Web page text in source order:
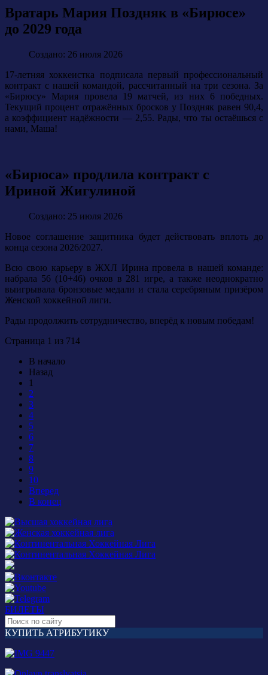
Вратарь Мария Поздняк в «Бирюсе»
до 2029 года
Создано: 26 июля 2026
17-летняя хоккеистка подписала первый профессиональный
контракт с нашей командой, рассчитанный на три сезона. За
«Бирюсу» Мария провела 19 матчей, из них 6 победных.
Текущий процент отражённых бросков у Поздняк равен 90,4,
а коэффициент надёжности — 2,55. Рады, что ты остаёшься с
нами, Маша!
«Бирюса» продлила контракт с
Ириной Жигулиной
Создано: 25 июля 2026
Новое соглашение защитника будет действовать вплоть до
конца сезона 2026/2027.
Всю свою карьеру в ЖХЛ Ирина провела в нашей команде:
набрала 56 (10+46) очков в 281 игре, а также неоднократно
выигрывала бронзовые медали и стала серебряным призёром
Женской хоккейной лиги.
Рады продолжить сотрудничество, вперёд к новым победам!
Страница 1 из 714
В начало
Назад
1
2
3
4
5
6
7
8
9
10
Вперед
В конец
БИЛЕТЫ
КУПИТЬ АТРИБУТИКУ